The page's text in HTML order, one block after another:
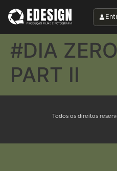
#DIA
PART II
Todos os direitos